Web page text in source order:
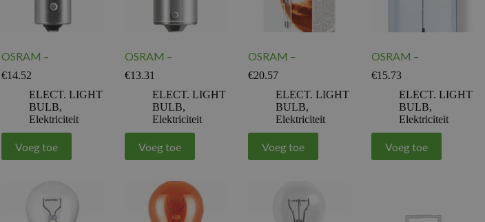
OSRAM –
€14.52
ELECT. LIGHT
BULB,
Elektriciteit
Voeg toe
OSRAM –
€13.31
ELECT. LIGHT
BULB,
Elektriciteit
Voeg toe
OSRAM –
€20.57
ELECT. LIGHT
BULB,
Elektriciteit
Voeg toe
OSRAM –
€15.73
ELECT. LIGHT
BULB,
Elektriciteit
Voeg toe